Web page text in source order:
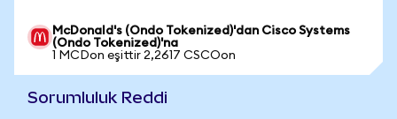
McDonald's (Ondo Tokenized)'dan Cisco Systems
(Ondo Tokenized)'na
1 MCDon eşittir 2,2617 CSCOon
Sorumluluk Reddi